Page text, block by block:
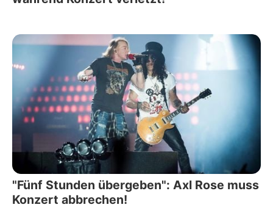
"Fünf Stunden übergeben": Axl Rose muss
Konzert abbrechen!